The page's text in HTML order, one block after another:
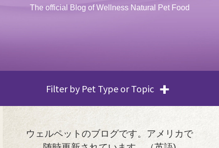
The official Blog of Wellness Natural Pet Food
ウェルペットのブログです。アメリカで
Filter by Pet Type or Topic